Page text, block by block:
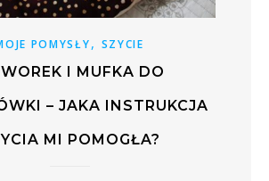
POMYSŁY, SZYCIE
I MUFKA DO
– JAKA INSTRUKCJA
MI POMOGŁA?